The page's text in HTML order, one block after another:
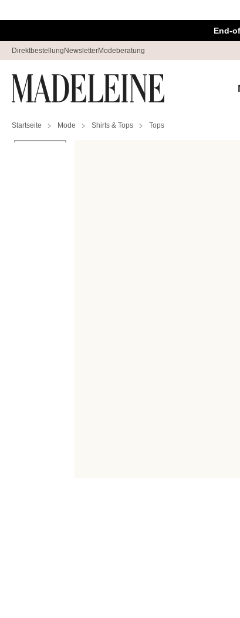
End-
Direktbestellung NewsletterModeberatung
Startseite Mode Shirts & Tops Tops